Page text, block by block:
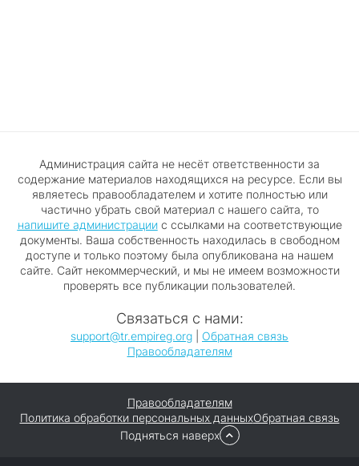
Администрация сайта не несёт ответственности за
содержание материалов находящихся на ресурсе. Если вы
являетесь правообладателем и хотите полностью или
частично убрать свой материал с нашего сайта, то
напишите администрациис ссылками на соответствующие
документы. Ваша собственность находилась в свободном
доступе и только поэтому была опубликована на нашем
сайте. Сайт некоммерческий, и мы не имеем возможности
проверять все публикации пользователей.
Связаться с нами:
support@tr.empireg.org
Обратная связь
Правообладателям
Правообладателям
Политика обработки персональных данныхОбратная связь
Подняться наверх